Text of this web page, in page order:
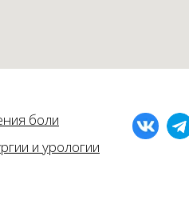
боли
и урологии